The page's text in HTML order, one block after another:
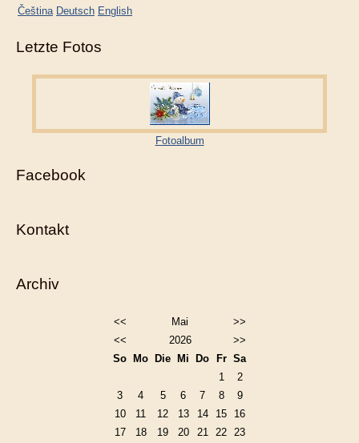
Čeština Deutsch English
Letzte Fotos
Fotoalbum
Facebook
Kontakt
Archiv
<< Mai
>>
<<
2026
>>
So
Mo Die Mi Do Fr Sa
1
2
3
4 5 6 7 8
9
10
11 12 13 14 15
16
17
18 19 20 21 22
23